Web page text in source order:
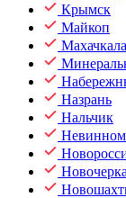
Крымск
Майкоп
Махачкала
Назрань
Нальчик